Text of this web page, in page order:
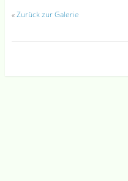
«Zurück zur Galerie